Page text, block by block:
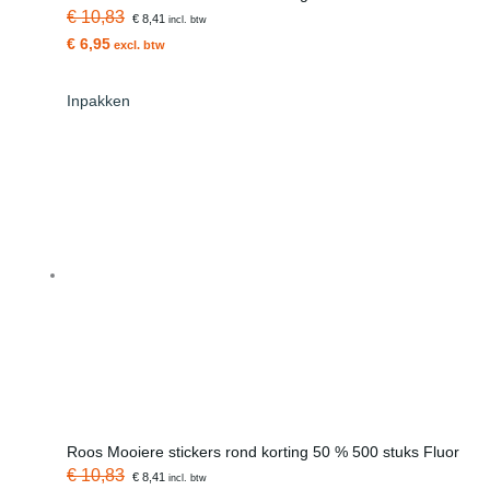
€ 10,83 € 8,41incl. btw
€ 6,95 excl. btw
Inpakken
Roos Mooiere stickers rond korting 50 % 500 stuks Fluor
€ 10,83 € 8,41 incl. btw